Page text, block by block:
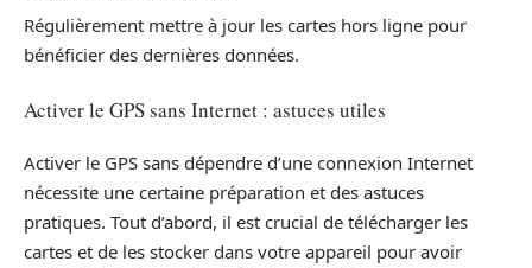
Régulièrement mettre à jour les cartes hors ligne pour
bénéficier des dernières données.
Activer le GPS sans Internet : astuces utiles
Activer le GPS sans dépendre d’une connexion Internet
nécessite une certaine préparation et des astuces
pratiques. Tout d’abord, il est crucial de télécharger les
cartes et de les stocker dans votre appareil pour avoir